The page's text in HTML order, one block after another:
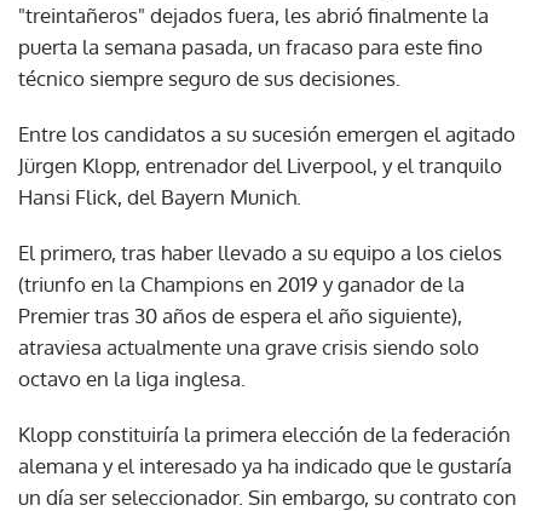
"treintañeros" dejados fuera, les abrió finalmente la
puerta la semana pasada, un fracaso para este fino
técnico siempre seguro de sus decisiones.
Entre los candidatos a su sucesión emergen el agitado
Jürgen Klopp, entrenador del Liverpool, y el tranquilo
Hansi Flick, del Bayern Munich.
El primero, tras haber llevado a su equipo a los cielos
(triunfo en la Champions en 2019 y ganador de la
Premier tras 30 años de espera el año siguiente),
atraviesa actualmente una grave crisis siendo solo
octavo en la liga inglesa.
Klopp constituiría la primera elección de la federación
alemana y el interesado ya ha indicado que le gustaría
un día ser seleccionador. Sin embargo, su contrato con